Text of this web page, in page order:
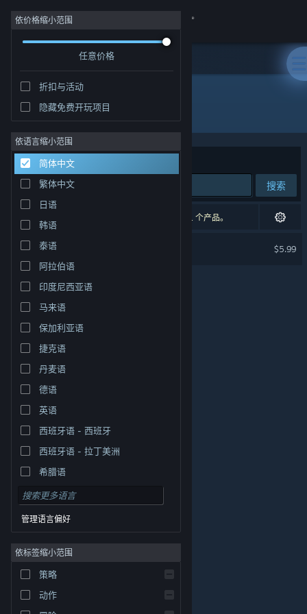
登录
社区
关于
客服
更改语言
获取 Steam 手机应用
查看桌面版网站
© Valve Corporation。保留所有权利。所有商标均为其在
律信息| 无障碍
依价格缩小范围
任意价格
折扣与活动
隐藏免费开玩项目
依语言缩小范围
简体中文
繁体中文
日语
韩语
泰语
阿拉伯语
印度尼西亚语
马来语
保加利亚语
捷克语
丹麦语
德语
英语
西班牙语 - 西班牙
西班牙语 - 拉丁美洲
希腊语
管理语言偏好
依标签缩小范围
策略
动作
开发者: Lucy B. Locks
排序依据 相关性
搜索
1 个匹配的搜索结果。 根据您的偏好，已排除了 1 个产品。
$5.99